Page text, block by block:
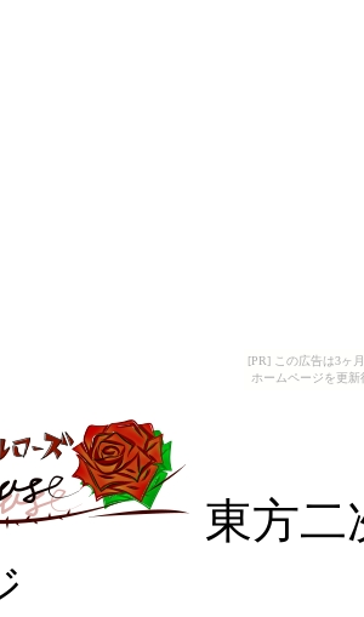
[PR] この広告は3ヶ
ホームページを更
東方二